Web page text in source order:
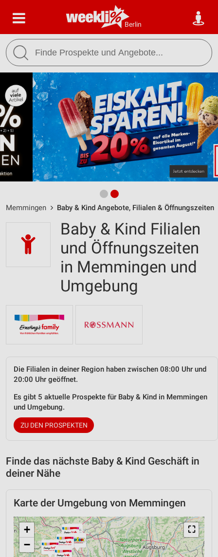
Berlin
Memmingen Baby & Kind Angebote, Filialen & Öffnungszeiten
Baby & Kind Filialen
und Öffnungszeiten
in Memmingen und
Umgebung
Die Filialen in deiner Region haben zwischen 08:00 Uhr und
20:00 Uhr geöffnet.
Es gibt 5 aktuelle Prospekte für Baby & Kind in Memmingen
und Umgebung.
ZU DEN PROSPEKTEN
Finde das nächste Baby & Kind Geschäft in
deiner Nähe
Karte der Umgebung von Memmingen
⛶
+
−